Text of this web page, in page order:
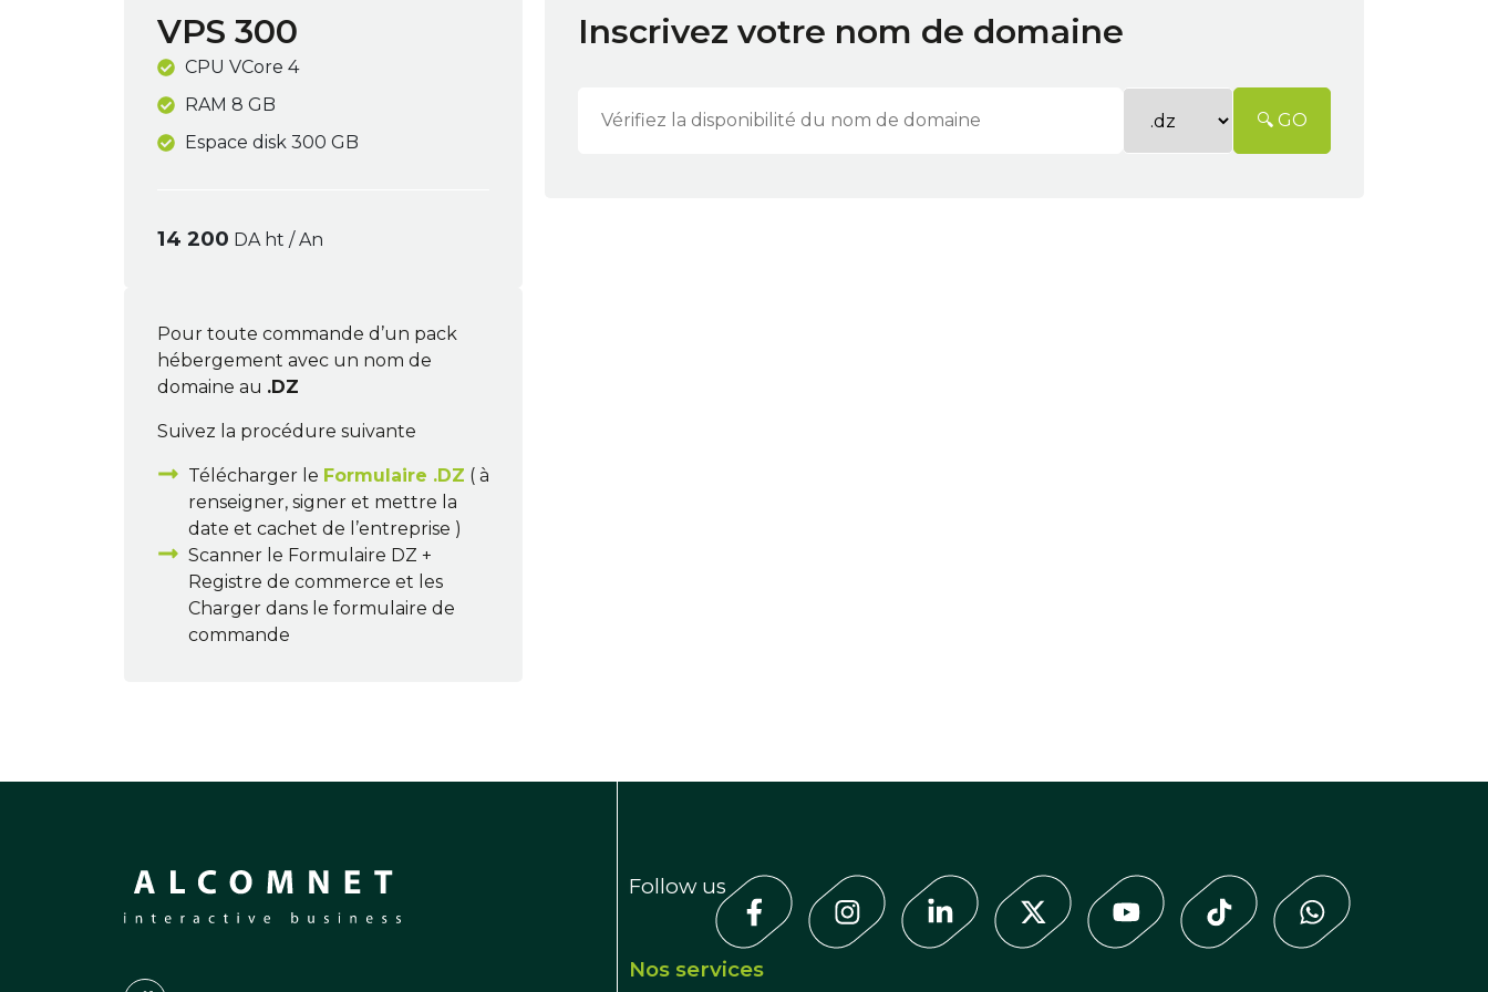
VPS 300
CPU VCore 4
RAM 8 GB
Espace disk 300 GB
14 200 DA ht / An
Pour toute commande d’un pack
hébergement avec un nom de
domaine au .DZ
Suivez la procédure suivante
Télécharger le Formulaire .DZ ( à
renseigner, signer et mettre la
date et cachet de l’entreprise )
Scanner le Formulaire DZ +
Registre de commerce et les
Charger dans le formulaire de
commande
Inscrivez votre nom de domaine
🔍 GO
Follow us
Nos services